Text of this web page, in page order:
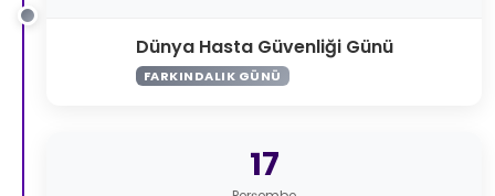
Dünya Hasta Güvenliği Günü
FARKINDALIK GÜNÜ
17